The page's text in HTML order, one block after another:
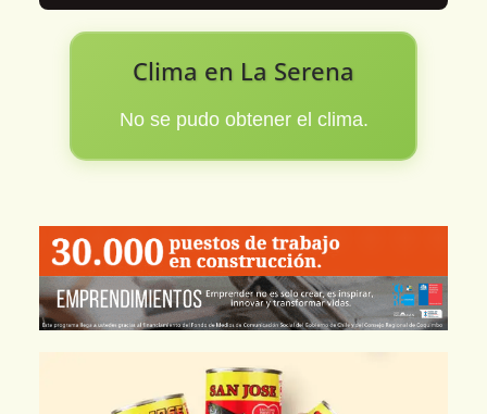
Clima en La Serena
No se pudo obtener el clima.